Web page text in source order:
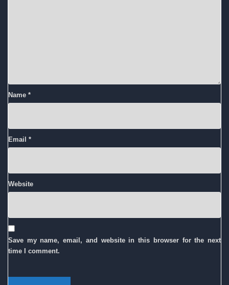
Name *
Email *
Website
Save my name, email, and website in this browser for the next
time I comment.